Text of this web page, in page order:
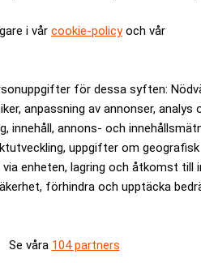
i vår cookie-policyoch vår
för dessa syften:
anpassning av annonser, analys
innehåll, annons- och
uppgifter om geografisk
enheten, lagring och åtkomst till
förhindra och upptäcka
Se våra 104 partners
takten för globala trender så
på allvar måste förändras
det bästa tillfälle vi har att
Prenumerera